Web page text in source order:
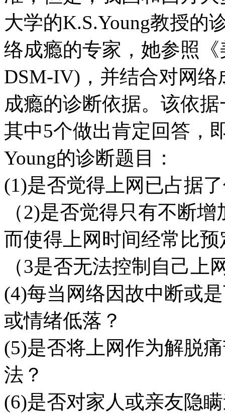
大学的K.S.Young教授的
络成瘾的专家，她参照
DSM-IV)，并结合对网
成瘾的诊断依据。该依
其中5个做出肯定回答，
Young的诊断题目：
(1)是否觉得上网已占据
（2)是否觉得只有不断
而使得上网时间经常比
（3是否无法控制自己上
(4)每当网络因故中断或
或情绪低落？
(5)是否将上网作为解脱
法？
(6)是否对家人或亲友隐